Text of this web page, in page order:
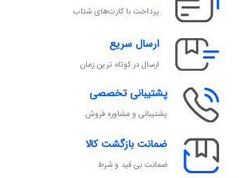
پرداخت با کارت‌های شتاب
ارسال سریع
ارسال در کوتاه ترین زمان
پشتیبانی تخصصی
پشتیبانی و مشاوره فروش
ضمانت بازگشت کالا
ضمانت بی قید و شرط